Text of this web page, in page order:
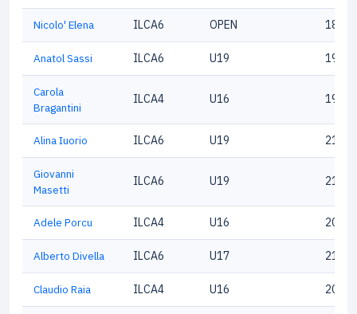
Nicolo' Elena ILCA6 OPEN
Anatol Sassi ILCA6 U19
Carola
Bragantini
ILCA4 U16
Alina Iuorio ILCA6 U19
Giovanni
Masetti
ILCA6 U19
Adele Porcu ILCA4 U16
Alberto Divella ILCA6 U17
Claudio Raia ILCA4 U16